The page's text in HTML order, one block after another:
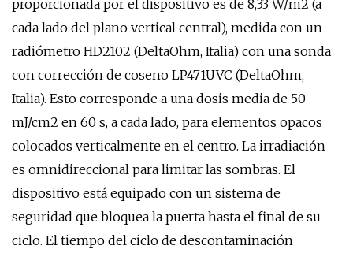
proporcionada por el dispositivo es de 8,33 W/m2 (a
cada lado del plano vertical central), medida con un
radiómetro HD2102 (DeltaOhm, Italia) con una sonda
con corrección de coseno LP471UVC (DeltaOhm,
Italia). Esto corresponde a una dosis media de 50
mJ/cm2 en 60 s, a cada lado, para elementos opacos
colocados verticalmente en el centro. La irradiación
es omnidireccional para limitar las sombras. El
dispositivo está equipado con un sistema de
seguridad que bloquea la puerta hasta el final de su
ciclo. El tiempo del ciclo de descontaminación